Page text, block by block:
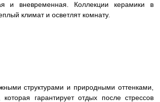
и вневременная. Коллекции керамики в
климат и осветлят комнату.
структурами и природными оттенками,
гарантирует отдых после стрессов